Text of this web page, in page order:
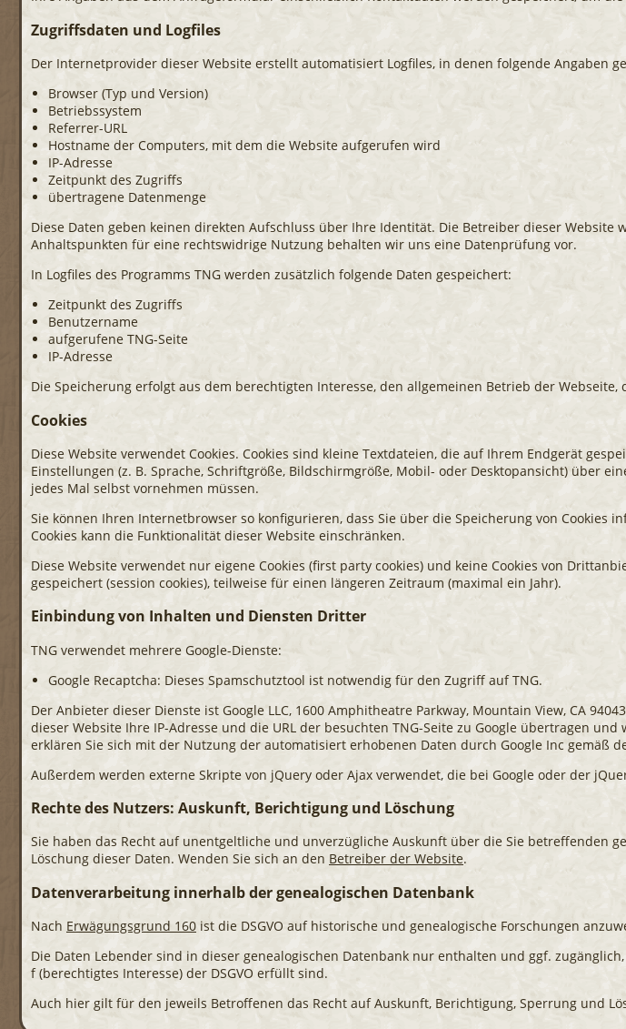
Zugriffsdaten und Logfiles
Der Internetprovider dieser Website erstellt automatisiert Logfiles, in denen folgende Angaben
Browser (Typ und Version)
Betriebssystem
Referrer-URL
Hostname der Computers, mit dem die Website aufgerufen wird
IP-Adresse
Zeitpunkt des Zugriffs
übertragene Datenmenge
Diese Daten geben keinen direkten Aufschluss über Ihre Identität. Die Betreiber dieser
Anhaltspunkten für eine rechtswidrige Nutzung behalten wir uns eine Datenprüfung vor.
In Logfiles des Programms TNG werden zusätzlich folgende Daten gespeichert:
Zeitpunkt des Zugriffs
Benutzername
aufgerufene TNG-Seite
IP-Adresse
Die Speicherung erfolgt aus dem berechtigten Interesse, den allgemeinen Betrieb der
Cookies
Diese Website verwendet Cookies. Cookies sind kleine Textdateien, die auf Ihrem Endgerät
Einstellungen (z. B. Sprache, Schriftgröße, Bildschirmgröße, Mobil- oder Desktopansicht) über
jedes Mal selbst vornehmen müssen.
Sie können Ihren Internetbrowser so konfigurieren, dass Sie über die Speicherung von
Cookies kann die Funktionalität dieser Website einschränken.
Diese Website verwendet nur eigene Cookies (first party cookies) und keine Cookies von
gespeichert (session cookies), teilweise für einen längeren Zeitraum (maximal ein Jahr).
Einbindung von Inhalten und Diensten Dritter
TNG verwendet mehrere Google-Dienste:
Google Recaptcha: Dieses Spamschutztool ist notwendig für den Zugriff auf TNG.
Der Anbieter dieser Dienste ist Google LLC, 1600 Amphitheatre Parkway, Mountain View, CA
dieser Website Ihre IP-Adresse und die URL der besuchten TNG-Seite zu Google übertragen
erklären Sie sich mit der Nutzung der automatisiert erhobenen Daten durch Google Inc gemäß
Außerdem werden externe Skripte von jQuery oder Ajax verwendet, die bei Google oder der
Rechte des Nutzers: Auskunft, Berichtigung und Löschung
Sie haben das Recht auf unentgeltliche und unverzügliche Auskunft über die Sie betreffenden
Löschung dieser Daten. Wenden Sie sich an den Betreiber der Website.
Datenverarbeitung innerhalb der genealogischen Datenbank
Nach Erwägungsgrund 160 ist die DSGVO auf historische und genealogische Forschungen
Die Daten Lebender sind in dieser genealogischen Datenbank nur enthalten und ggf.
f (berechtigtes Interesse) der DSGVO erfüllt sind.
Auch hier gilt für den jeweils Betroffenen das Recht auf Auskunft, Berichtigung, Sperrung und